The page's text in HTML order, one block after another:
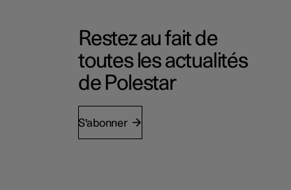
Restez au fait de
toutes les actualités
de Polestar
S'abonner